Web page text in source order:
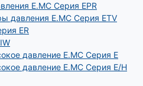
E.MC Серия EPR
давления E.MC Серия ETV
ER
давление E.MC Серия E
давление E.MC Серия E/H